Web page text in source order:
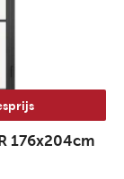
176x204cm